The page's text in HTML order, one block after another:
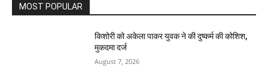
MOST POPULAR
किशोरी को अकेला पाकर युवक ने की दुष्कर्म की कोशिश,
मुकदमा दर्ज
August 7, 2026